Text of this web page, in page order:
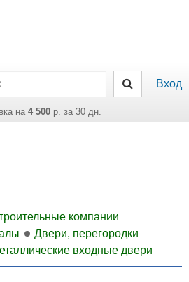
Вход
на 4 500р. за 30 дн.
компании
Двери, перегородки
входные двери